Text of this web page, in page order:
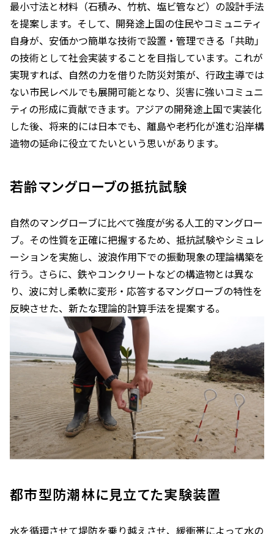
最小寸法と材料（石積み、竹杭、塩ビ管など）の設計手法
を提案します。そして、開発途上国の住民やコミュニティ
自身が、安価かつ簡単な技術で設置・管理できる「共助」
の技術として社会実装することを目指しています。これが
実現すれば、自然の力を借りた防災対策が、行政主導では
ない市民レベルでも展開可能となり、災害に強いコミュニ
ティの形成に貢献できます。アジアの開発途上国で実装化
した後、将来的には日本でも、離島や老朽化が進む沿岸構
造物の延命に役立てたいという思いがあります。
若齢マングローブの抵抗試験
自然のマングローブに比べて強度が劣る人工的マングロー
ブ。その性質を正確に把握するため、抵抗試験やシミュレ
ーションを実施し、波浪作用下での振動現象の理論構築を
行う。さらに、鉄やコンクリートなどの構造物とは異な
り、波に対し柔軟に変形・応答するマングローブの特性を
反映させた、新たな理論的計算手法を提案する。
都市型防潮林に見立てた実験装置
水を循環させて堤防を乗り越えさせ、緩衝帯によって水の